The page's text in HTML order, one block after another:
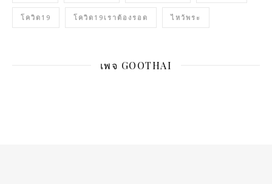
โควิด19 โควิด19เราต้องรอด ไหว้พระ
เพจ GOOTHAI